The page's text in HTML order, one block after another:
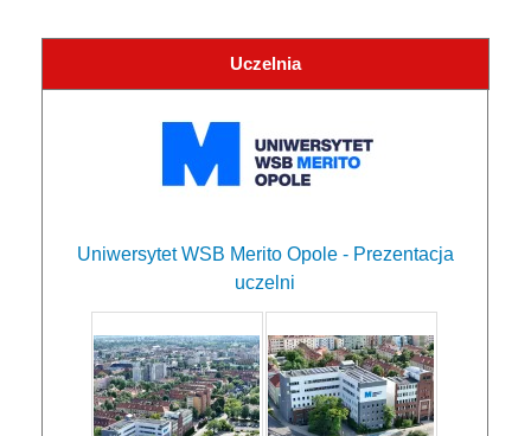
Uczelnia
Uniwersytet WSB Merito Opole - Prezentacja
uczelni